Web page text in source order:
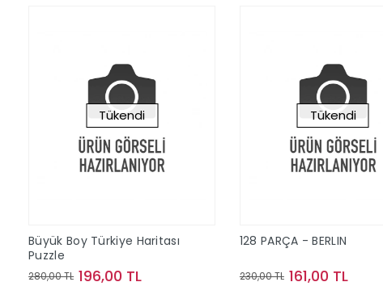
Tükendi
Büyük Boy Türkiye Haritası
Puzzle
280,00 TL 196,00 TL
Tükendi
128 PARÇA - BERLIN
230,00 TL 161,00 TL